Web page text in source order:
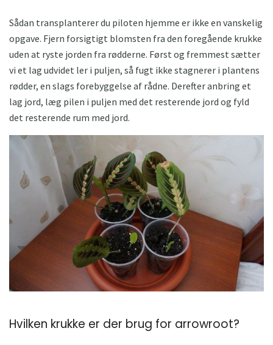
Sådan transplanterer du piloten hjemme er ikke en vanskelig
opgave. Fjern forsigtigt blomsten fra den foregående krukke
uden at ryste jorden fra rødderne. Først og fremmest sætter
vi et lag udvidet ler i puljen, så fugt ikke stagnerer i plantens
rødder, en slags forebyggelse af rådne. Derefter anbring et
lag jord, læg pilen i puljen med det resterende jord og fyld
det resterende rum med jord.
Hvilken krukke er der brug for arrowroot?